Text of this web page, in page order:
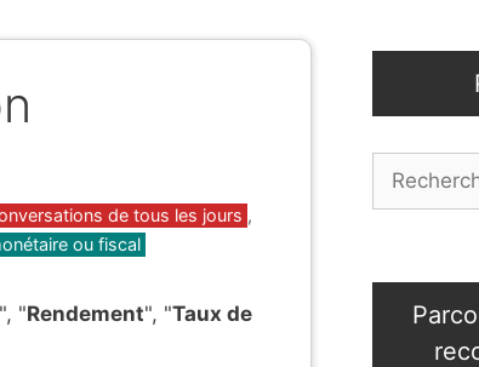
de tous les jours ,
ou fiscal
", "Rendement", "Taux de